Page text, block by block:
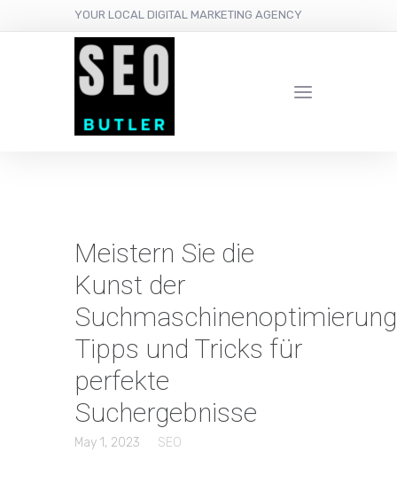
YOUR LOCAL DIGITAL MARKETING AGENCY
Meistern Sie die
Kunst der
Tipps und Tricks für
perfekte
Suchergebnisse
May 1, 2023 SEO